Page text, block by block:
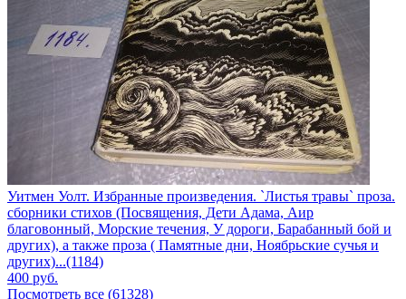
Уитмен Уолт. Избранные произведения. `Листья травы` проза.
сборники стихов (Посвящения, Дети Адама, Аир
благовонный, Морские течения, У дороги, Барабанный бой и
других), а также проза ( Памятные дни, Ноябрьские сучья и
других)...(1184)
400 руб.
Посмотреть все (61328)